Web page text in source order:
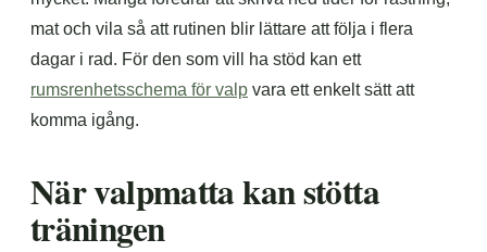
mat och vila så att rutinen blir lättare att följa i flera
dagar i rad. För den som vill ha stöd kan ett
rumsrenhetsschema för valp vara ett enkelt sätt att
komma igång.
När valpmatta kan stötta
träningen